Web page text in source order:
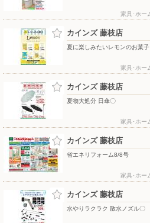
夏物大処分 ポップアップテント
+水物〇
同キャンペ
キャンペーン
家具･ホー
カインズ 藤枝店
夏に楽しみたいレモンのお菓子
家具･ホー
カインズ 藤枝店
夏物大処分 日傘〇
家具･ホー
カインズ 藤枝店
省エネリフォーム8/8号
家具･ホー
カインズ 藤枝店
水やりラクラク 散水ノズル〇